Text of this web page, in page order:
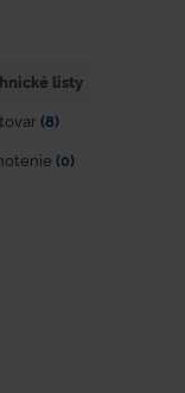
listy
(8)
(0)